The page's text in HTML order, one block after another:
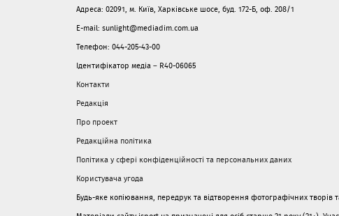
Адреса: 02091, м. Київ, Харківське шосе, буд. 172-Б, оф. 208/1
E-mail: sunlight@mediadim.com.ua
Телефон: 044-205-43-00
Ідентифікатор медіа – R40-06065
Контакти
Редакція
Про проект
Редакційна політика
Політика у сфері конфіденційності та персональних даних
Користувача угода
Будь-яке копіювання, передрук та відтворення фотографічних творів